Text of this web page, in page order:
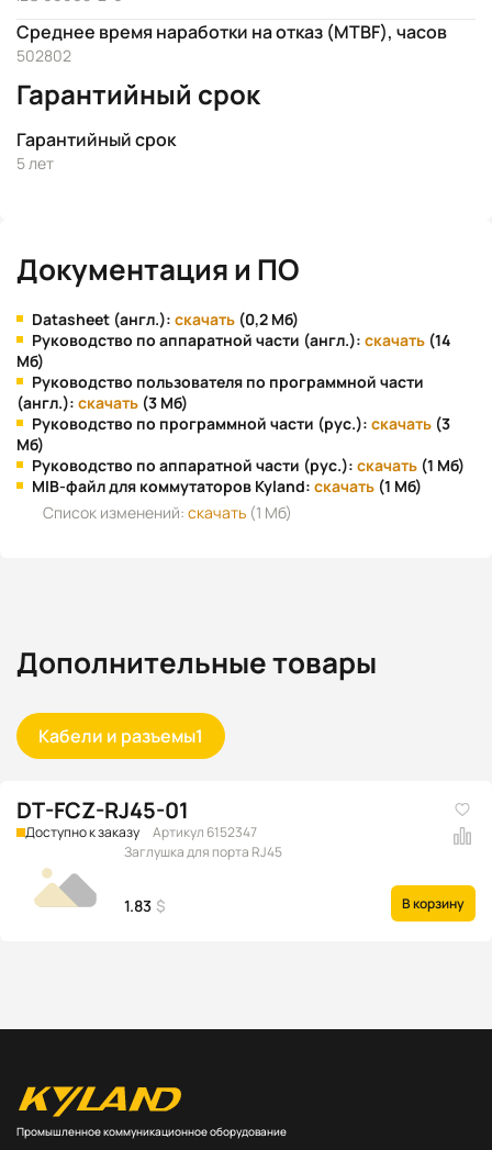
Среднее время наработки на отказ (MTBF), часов
502802
Гарантийный срок
Гарантийный срок
5 лет
Документация и ПО
Datasheet (англ.): скачать (0,2 Мб)
Руководство по аппаратной части (англ.): скачать (14
Мб)
Руководство пользователя по программной части
(англ.): скачать (3 Мб)
Руководство по программной части (рус.): скачать (3
Мб)
Руководство по аппаратной части (рус.): скачать (1 Мб)
MIB-файл для коммутаторов Kyland: скачать (1 Мб)
Список изменений: скачать (1 Мб)
Дополнительные товары
Кабели и разъемы1
DT-FCZ-RJ45-01
Доступно к заказу
Артикул 6152347
Заглушка для порта RJ45
1.83 $ В корзину
Промышленное коммуникационное оборудование